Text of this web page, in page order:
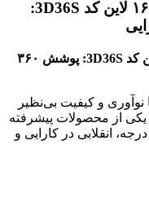
۲. تراز لیزری ماکیتا مدل نور سبز ۱۶ لاین کد 3D36S:
نوآوری و کیفیت بی‌نظیر
یکی از محصولات پیشرفته
این شرکت است که با ارائه خطوط ۳۶۰ درجه، انقلابی در کارایی و